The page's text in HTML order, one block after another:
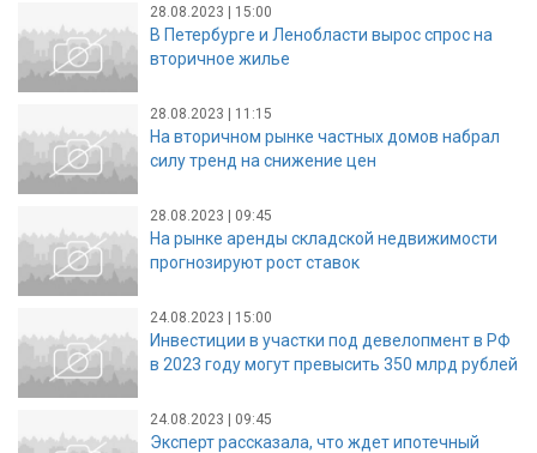
28.08.2023 | 15:00
В Петербурге и Ленобласти вырос спрос на
вторичное жилье
28.08.2023 | 11:15
На вторичном рынке частных домов набрал
силу тренд на снижение цен
28.08.2023 | 09:45
На рынке аренды складской недвижимости
прогнозируют рост ставок
24.08.2023 | 15:00
Инвестиции в участки под девелопмент в РФ
в 2023 году могут превысить 350 млрд рублей
24.08.2023 | 09:45
Эксперт рассказала, что ждет ипотечный